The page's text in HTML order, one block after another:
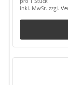
inkl. MwSt. zzgl.